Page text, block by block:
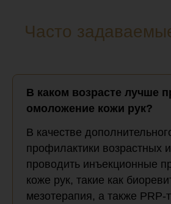
Часто
В каком возрасте лучше
омоложение кожи рук?
В качестве
профилактики возрастных
проводить инъекционные
коже рук, такие как
мезотерапия, а также PRP-